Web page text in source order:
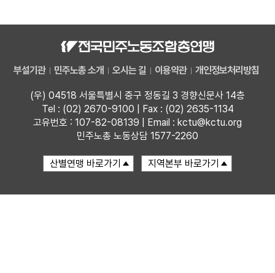
부설기관 민주노총 소개 오시는 길 이용약관 개인정보처리방침
(우) 04518 서울특별시 중구 정동길 3 경향신문사 14층
Tel : (02) 2670-9100 | Fax : (02) 2635-1134
고유번호 : 107-82-08139 | Email : kctu@kctu.org
민주노총 노동상담 1577-2260